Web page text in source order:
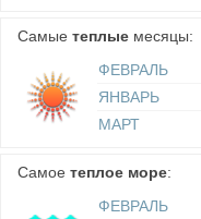
Самые теплые месяцы:
ФЕВРАЛЬ
ЯНВАРЬ
МАРТ
Самое теплое море:
ФЕВРАЛЬ